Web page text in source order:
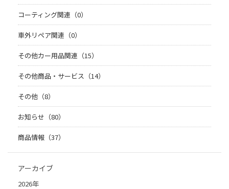
コーティング関連（0）
車外リペア関連（0）
その他カー用品関連（15）
その他商品・サービス（14）
その他（8）
お知らせ（80）
商品情報（37）
アーカイブ
2026年